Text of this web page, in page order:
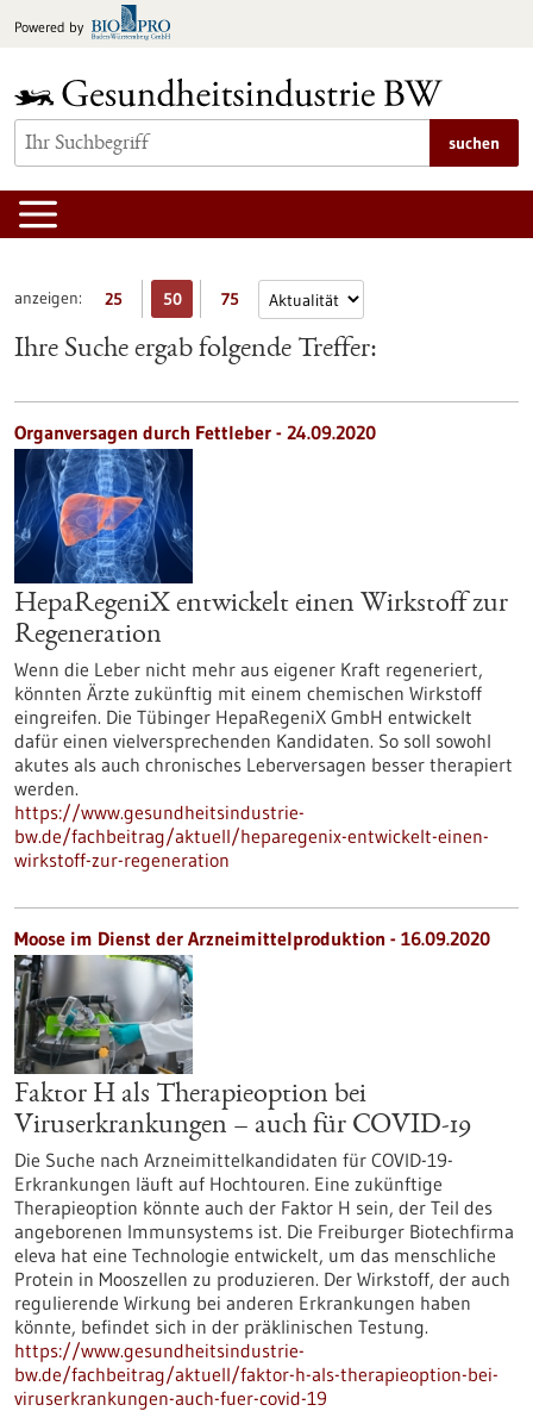
Inhalt
Powered by
suchen
anzeigen: 25 50 75
Ihre Suche ergab folgende Treffer:
Organversagen durch Fettleber - 24.09.2020
HepaRegeniX entwickelt einen Wirkstoff zur
Regeneration
Wenn die Leber nicht mehr aus eigener Kraft regeneriert,
könnten Ärzte zukünftig mit einem chemischen Wirkstoff
eingreifen. Die Tübinger HepaRegeniX GmbH entwickelt
dafür einen vielversprechenden Kandidaten. So soll sowohl
akutes als auch chronisches Leberversagen besser therapiert
werden.
https://www.gesundheitsindustrie-
bw.de/fachbeitrag/aktuell/heparegenix-entwickelt-einen-
wirkstoff-zur-regeneration
Moose im Dienst der Arzneimittelproduktion - 16.09.2020
Faktor H als Therapieoption bei
Viruserkrankungen – auch für COVID-19
Die Suche nach Arzneimittelkandidaten für COVID-19-
Erkrankungen läuft auf Hochtouren. Eine zukünftige
Therapieoption könnte auch der Faktor H sein, der Teil des
angeborenen Immunsystems ist. Die Freiburger Biotechfirma
eleva hat eine Technologie entwickelt, um das menschliche
Protein in Mooszellen zu produzieren. Der Wirkstoff, der auch
regulierende Wirkung bei anderen Erkrankungen haben
könnte, befindet sich in der präklinischen Testung.
https://www.gesundheitsindustrie-
bw.de/fachbeitrag/aktuell/faktor-h-als-therapieoption-bei-
viruserkrankungen-auch-fuer-covid-19